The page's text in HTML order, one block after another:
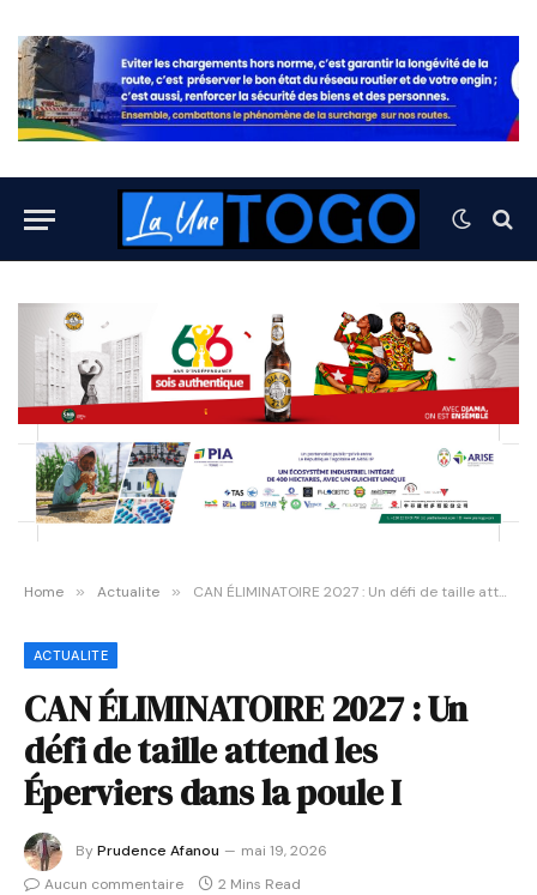
Home » Actualite » CAN ÉLIMINATOIRE 2027 : Un défi de taille attend les Éperviers dans la poule I
ACTUALITE
CAN ÉLIMINATOIRE 2027 : Un
défi de taille attend les
Éperviers dans la poule I
ByPrudence Afanou
mai 19, 2026
Aucun commentaire
2 Mins Read